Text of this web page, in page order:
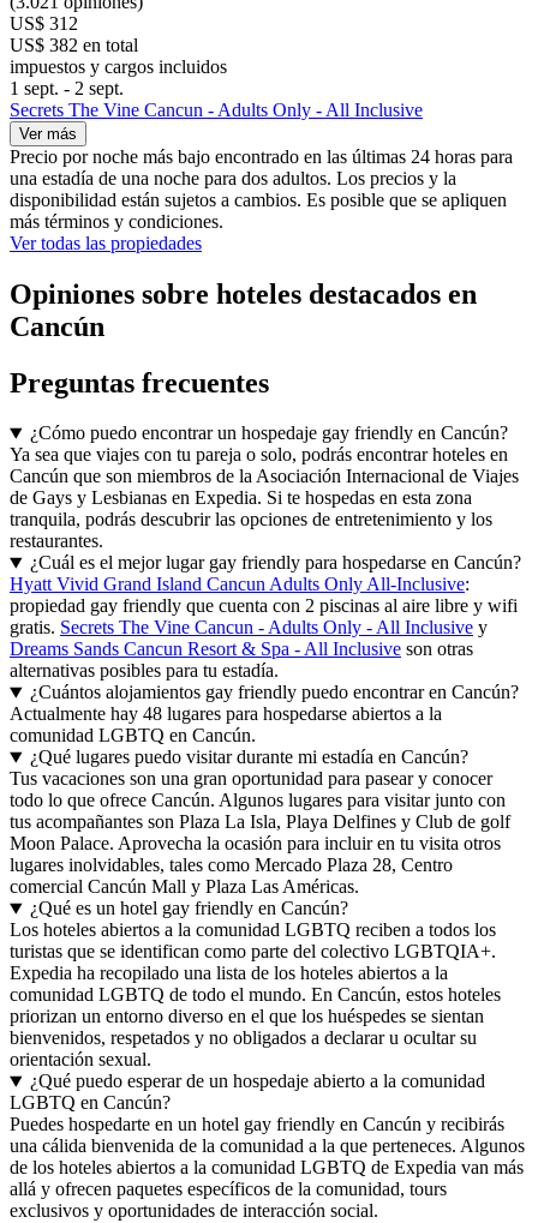
US$ 312
US$ 382 en total
impuestos y cargos incluidos
1 sept. - 2 sept.
Secrets The Vine Cancun - Adults Only - All Inclusive
Ver más
Precio por noche más bajo encontrado en las últimas 24 horas para
una estadía de una noche para dos adultos. Los precios y la
disponibilidad están sujetos a cambios. Es posible que se apliquen
más términos y condiciones.
Ver todas las propiedades
Opiniones sobre hoteles destacados en
Cancún
Preguntas frecuentes
¿Cómo puedo encontrar un hospedaje gay friendly en Cancún?
Ya sea que viajes con tu pareja o solo, podrás encontrar hoteles en
Cancún que son miembros de la Asociación Internacional de Viajes
de Gays y Lesbianas en Expedia. Si te hospedas en esta zona
tranquila, podrás descubrir las opciones de entretenimiento y los
restaurantes.
¿Cuál es el mejor lugar gay friendly para hospedarse en Cancún?
Hyatt Vivid Grand Island Cancun Adults Only All-Inclusive:
propiedad gay friendly que cuenta con 2 piscinas al aire libre y wifi
gratis. Secrets The Vine Cancun - Adults Only - All Inclusive y
Dreams Sands Cancun Resort & Spa - All Inclusive son otras
alternativas posibles para tu estadía.
¿Cuántos alojamientos gay friendly puedo encontrar en Cancún?
Actualmente hay 48 lugares para hospedarse abiertos a la
comunidad LGBTQ en Cancún.
¿Qué lugares puedo visitar durante mi estadía en Cancún?
Tus vacaciones son una gran oportunidad para pasear y conocer
todo lo que ofrece Cancún. Algunos lugares para visitar junto con
tus acompañantes son Plaza La Isla, Playa Delfines y Club de golf
Moon Palace. Aprovecha la ocasión para incluir en tu visita otros
lugares inolvidables, tales como Mercado Plaza 28, Centro
comercial Cancún Mall y Plaza Las Américas.
¿Qué es un hotel gay friendly en Cancún?
Los hoteles abiertos a la comunidad LGBTQ reciben a todos los
turistas que se identifican como parte del colectivo LGBTQIA+.
Expedia ha recopilado una lista de los hoteles abiertos a la
comunidad LGBTQ de todo el mundo. En Cancún, estos hoteles
priorizan un entorno diverso en el que los huéspedes se sientan
bienvenidos, respetados y no obligados a declarar u ocultar su
orientación sexual.
¿Qué puedo esperar de un hospedaje abierto a la comunidad
LGBTQ en Cancún?
Puedes hospedarte en un hotel gay friendly en Cancún y recibirás
una cálida bienvenida de la comunidad a la que perteneces. Algunos
de los hoteles abiertos a la comunidad LGBTQ de Expedia van más
allá y ofrecen paquetes específicos de la comunidad, tours
exclusivos y oportunidades de interacción social.